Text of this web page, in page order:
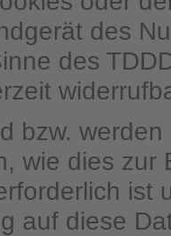
des
des
bzw.
wie dies zur
ist
auf diese